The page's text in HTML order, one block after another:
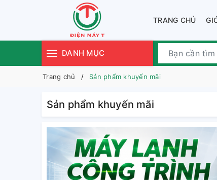
TRANG CHỦ
DANH MỤC
Trang chủ Sản phẩm khuyến mãi
Sản phẩm khuyến mãi